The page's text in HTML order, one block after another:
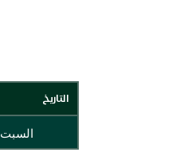
التاريخ
السبت 10 مايو 2025